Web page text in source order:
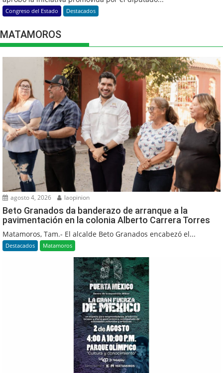
Congreso del Estado Destacados
MATAMOROS
agosto 4, 2026 laopinion
Beto Granados da banderazo de arranque a la
pavimentación en la colonia Alberto Carrera Torres
Matamoros, Tam.- El alcalde Beto Granados encabezó el...
Destacados Matamoros